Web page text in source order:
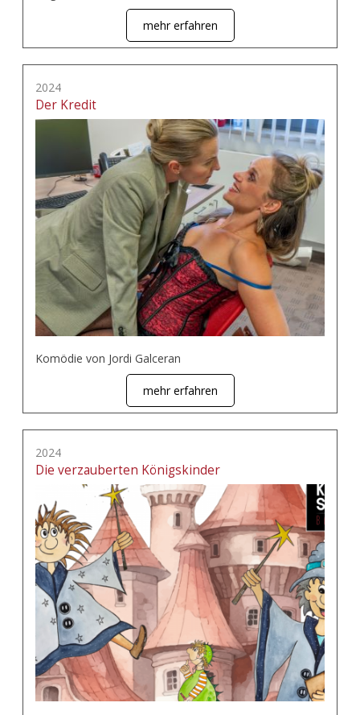
mehr erfahren
2024
Der Kredit
Komödie von Jordi Galceran
mehr erfahren
2024
Die verzauberten Königskinder